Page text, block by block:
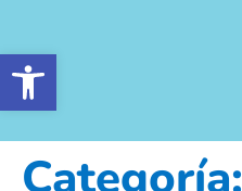
Categoría:
Abrir barra de herramientas